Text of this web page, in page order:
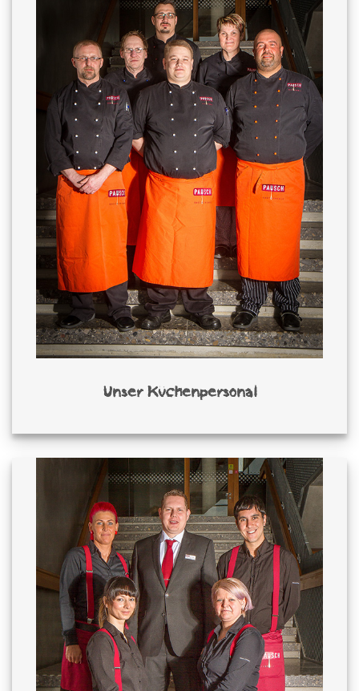
Unser Küchenpersonal